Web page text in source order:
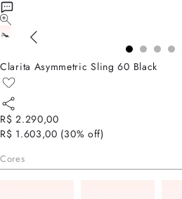
Clarita Asymmetric Sling 60 Black
R$ 2.290,00
R$ 1.603,00 (30% off)
Cores